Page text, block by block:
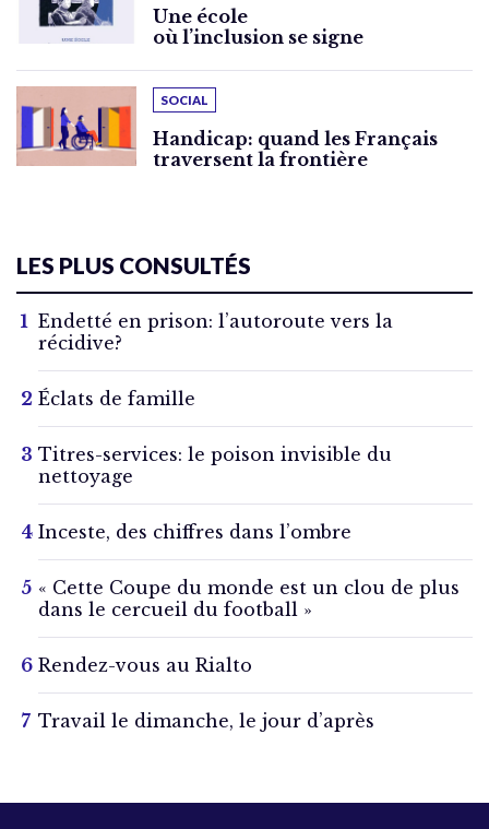
Une école
où l’inclusion se signe
SOCIAL
Handicap: quand les Français
traversent la frontière
LES PLUS CONSULTÉS
Endetté en prison: l’autoroute vers la
récidive?
Éclats de famille
Titres-services: le poison invisible du
nettoyage
Inceste, des chiffres dans l’ombre
« Cette Coupe du monde est un clou de plus
dans le cercueil du football »
Rendez-vous au Rialto
Travail le dimanche, le jour d’après